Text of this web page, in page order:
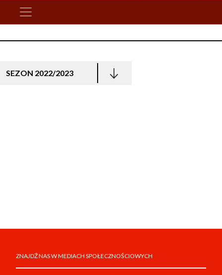
SEZON 2022/2023
ZNAJDŹ NAS W MEDIACH SPOŁECZNOŚCIOWYCH